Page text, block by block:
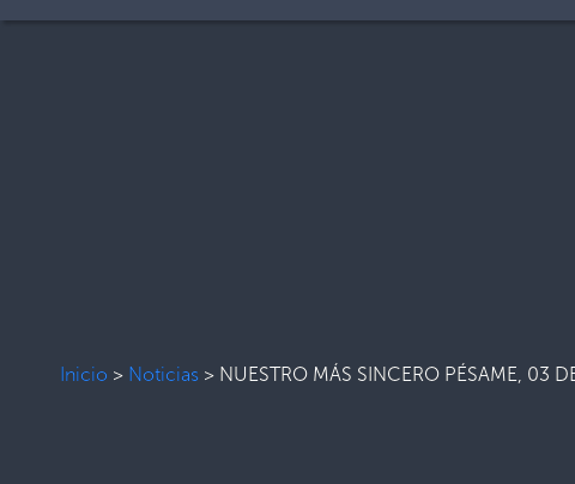
Inicio > Noticias > NUESTRO MÁS SINCERO PÉSAME, 03